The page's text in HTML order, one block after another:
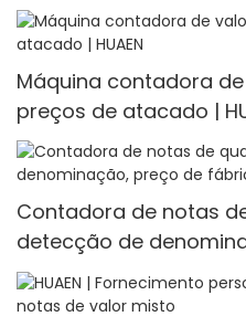
Máquina contadora
preços de atacado |
Contadora de notas
detecção de
HUAEN